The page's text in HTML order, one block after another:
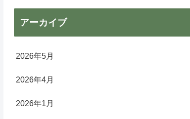
アーカイブ
2026年5月
2026年4月
2026年1月